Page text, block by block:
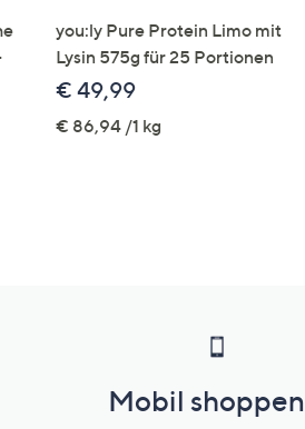
you:ly Pure Protein Limo mit
Lysin 575g für 25 Portionen
€ 49,99
€ 86,94 /1 kg
Mobil shoppen